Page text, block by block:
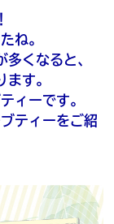
ね。
くなると、
す。
ィーです。
ティーをご紹